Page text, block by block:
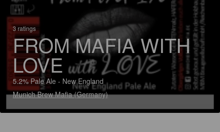
3 ratings
FROM MAFIA WITH
LOVE
5.2% Pale Ale - New England
Munich Brew Mafia (Germany)